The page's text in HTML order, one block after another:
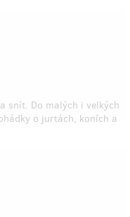
snít. Do malých i velkých
o jurtách, koních a